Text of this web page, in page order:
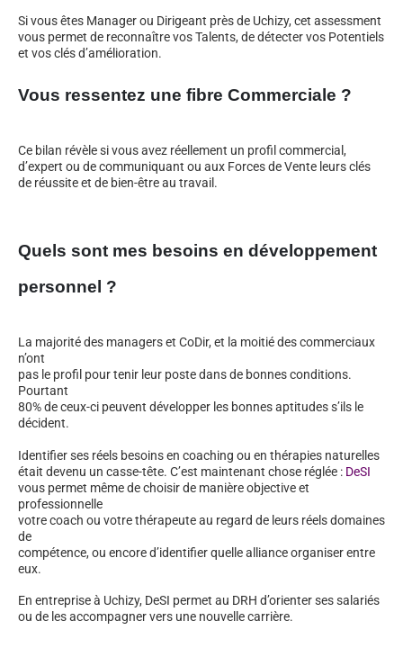
Si vous êtes Manager ou Dirigeant près de Uchizy, cet assessment
vous permet de reconnaître vos Talents, de détecter vos Potentiels
et vos clés d’amélioration.
Vous ressentez une fibre Commerciale ?
Ce bilan révèle si vous avez réellement un profil commercial,
d’expert ou de communiquant ou aux Forces de Vente leurs clés
de réussite et de bien-être au travail.
Quels sont mes besoins en développement
personnel ?
La majorité des managers et CoDir, et la moitié des commerciaux
n’ont
pas le profil pour tenir leur poste dans de bonnes conditions.
Pourtant
80% de ceux-ci peuvent développer les bonnes aptitudes s’ils le
décident.
Identifier ses réels besoins en coaching ou en thérapies naturelles
était devenu un casse-tête. C’est maintenant chose réglée : DeSI
vous permet même de choisir de manière objective et
professionnelle
votre coach ou votre thérapeute au regard de leurs réels domaines
de
compétence, ou encore d’identifier quelle alliance organiser entre
eux.
En entreprise à Uchizy, DeSI permet au DRH d’orienter ses salariés
ou de les accompagner vers une nouvelle carrière.